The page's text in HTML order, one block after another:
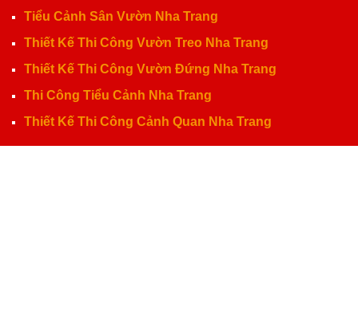
Tiểu Cảnh Sân Vườn Nha Trang
Thiết Kế Thi Công Vườn Treo Nha Trang
Thiết Kế Thi Công Vườn Đứng Nha Trang
Thi Công Tiểu Cảnh Nha Trang
Thiết Kế Thi Công Cảnh Quan Nha Trang